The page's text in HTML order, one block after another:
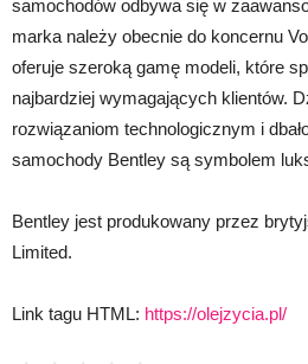
samochodów odbywa się w
marka należy obecnie do koncernu
oferuje szeroką gamę modeli, które
najbardziej wymagających klientów.
rozwiązaniom technologicznym i
samochody Bentley są symbolem
Bentley jest produkowany przez
Limited.
Link tagu HTML: https://olejzycia.pl/